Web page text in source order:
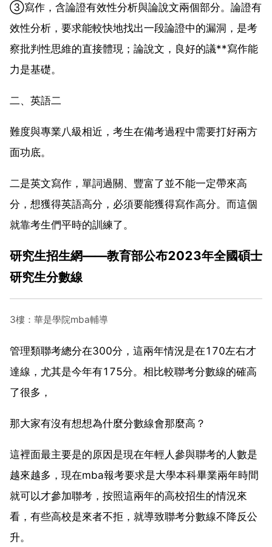
③寫作，含論證有效性分析與論說文兩個部分。論證有
效性分析，要求能較快地找出一段論證中的漏洞，是考
察批判性思維的直接體現；論說文，良好的議**寫作能
力是基礎。
二、英語二
難度與專業八級相近，考生在備考過程中需要打好兩方
面功底。
二是英文寫作，單詞過關、豐富了並不能一定帶來高
分，想獲得英語高分，必須要能獲得寫作高分。而這個
就靠考生們平時的訓練了。
研究生招生網——教育部公布2023年全國碩士
研究生分數線
3樓：華是學院mba輔導
管理類聯考總分在300分，這兩年情況是在170左右才
達線，尤其是今年有175分。相比較聯考分數線的確高
了很多，
那大家有沒有想想為什麼分數線會那麼高？
這裡面最主要是的原因是現在年輕人參與聯考的人數是
越來越多，現在mba報考要求是大學本科畢業兩年時間
就可以才參加聯考，按照這兩年的高校招生的情況來
看，有些高校是來者不拒，就導致聯考分數線不降反公
升。